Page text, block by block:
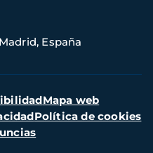
España
Mapa web
Política de cookies